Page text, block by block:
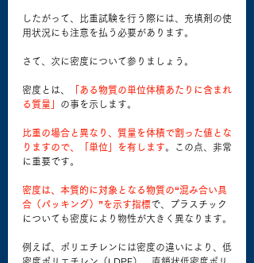
したがって、比重試験を行う際には、充填剤の使
用状況にも注意を払う必要があります。
さて、次に密度について参りましょう。
密度とは、
「ある物質の単位体積あたりに含まれ
る質量」 の事を示します。
比重の場合と異なり、質量を体積で割った値とな
りますので、「単位」を有します。この点、非常
に重要です。
密度は、本質的に対象となる物質の“混み合い具
合（パッキング）”を示す指標で、プラスチック
についても密度により物性が大きく異なります。
例えば、ポリエチレンには密度の違いにより、低